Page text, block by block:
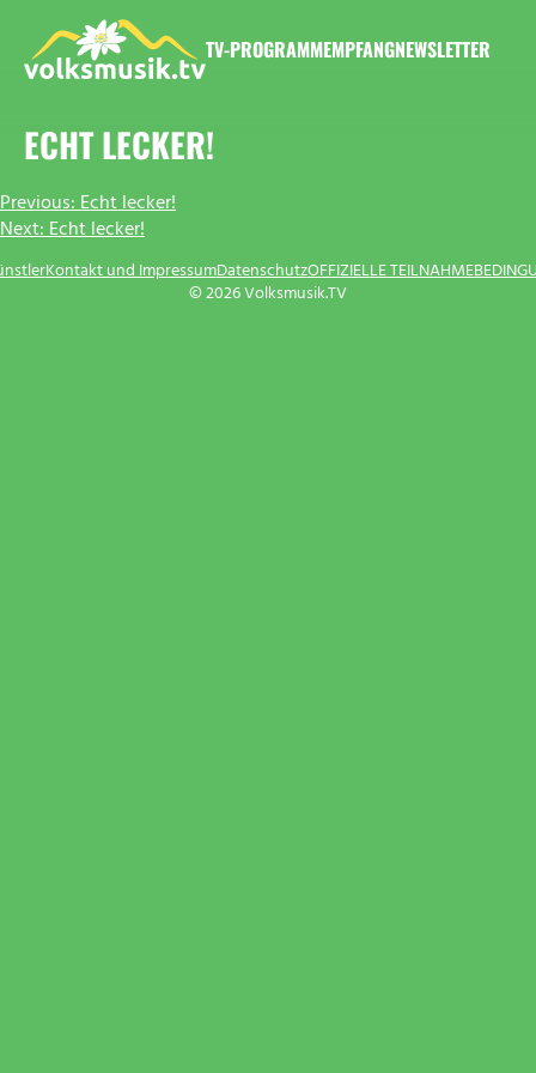
Inhalt
springen
TV-PROGRAMMEMPFANGNEWSLETTER
ECHT LECKER!
BEITRAGSNAVIGATION
Previous:Echt lecker!
Next:Echt lecker!
© 2026 Volksmusik.TV
Kontakt und ImpressumDatenschutzOFFIZIELLE